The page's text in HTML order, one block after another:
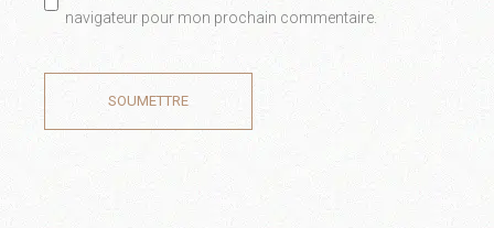
navigateur pour mon prochain commentaire.
SOUMETTRE